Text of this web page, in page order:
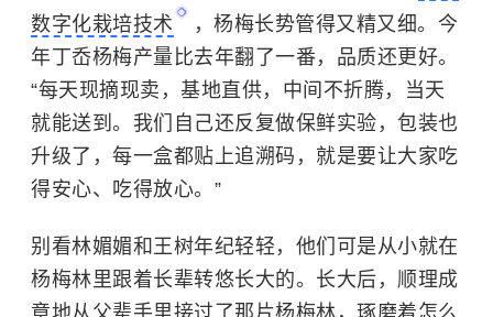
数字化栽培技术
，杨梅长势管得又精又细。今
年丁岙杨梅产量比去年翻了一番，品质还更好。
“每天现摘现卖，基地直供，中间不折腾，当天
就能送到。我们自己还反复做保鲜实验，包装也
升级了，每一盒都贴上追溯码，就是要让大家吃
得安心、吃得放心。”
别看林媚媚和王树年纪轻轻，他们可是从小就在
杨梅林里跟着长辈转悠长大的。长大后，顺理成
章地从父辈手里接过了那片杨梅林，琢磨着怎么